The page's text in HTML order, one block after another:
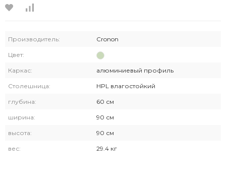
Производитель: Cronon
Цвет:
Каркас: алюминиевый профиль
Столешница: HPL влагостойкий
глубина: 60 см
ширина: 90 см
высота: 90 см
вес: 29.4 кг